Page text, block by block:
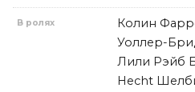
В ролях
Колин
Уоллер-
Лили Рэйб
Hecht